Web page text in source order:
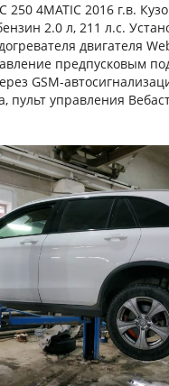
250 4MATIC 2016 г.в.
2.0 л, 211 л.с.
двигателя
предпусковым
GSM-
пульт управления